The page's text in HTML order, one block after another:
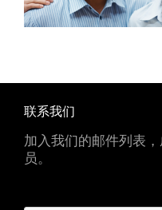
联系我们
加入我们的邮件列表
员。